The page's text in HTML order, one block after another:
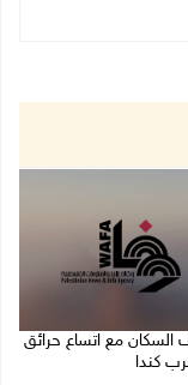
السكان مع اتساع حرائق
كندا